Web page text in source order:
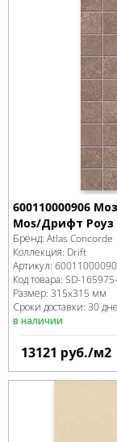
600110000906
Mos/Дрифт Роуз
Бренд: Atlas Concorde
Коллекция: Drift
Артикул:
Код товара: SD-165975
Размер: 315x315 мм
Сроки доставки: 30
в наличии
13121 руб./м2